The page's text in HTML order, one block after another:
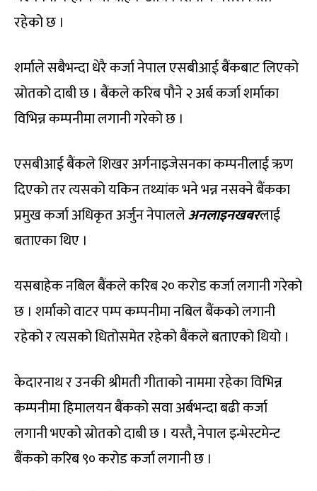
रहेको छ ।
शर्माले सबैभन्दा धेरै कर्जा नेपाल एसबीआई बैंकबाट लिएको
स्रोतको दाबी छ । बैंकले करिब पौने २ अर्ब कर्जा शर्माका
विभिन्न कम्पनीमा लगानी गरेको छ ।
एसबीआई बैंकले शिखर अर्गनाइजेसनका कम्पनीलाई ऋण
दिएको तर त्यसको यकिन तथ्यांक भने भन्न नसक्ने बैंकका
प्रमुख कर्जा अधिकृत अर्जुन नेपाललेअनलाइनखबरलाई
बताएका थिए ।
यसबाहेक नबिल बैंकले करिब २० करोड कर्जा लगानी गरेको
छ । शर्माको वाटर पम्प कम्पनीमा नबिल बैंकको लगानी
रहेको र त्यसको धितोसमेत रहेको बैंकले बताएको थियो ।
केदारनाथ र उनकी श्रीमती गीताको नाममा रहेका विभिन्न
कम्पनीमा हिमालयन बैंकको सवा अर्बभन्दा बढी कर्जा
लगानी भएको स्रोतको दाबी छ । यस्तै, नेपाल इन्भेस्टमेन्ट
बैंकको करिब ९० करोड कर्जा लगानी छ ।